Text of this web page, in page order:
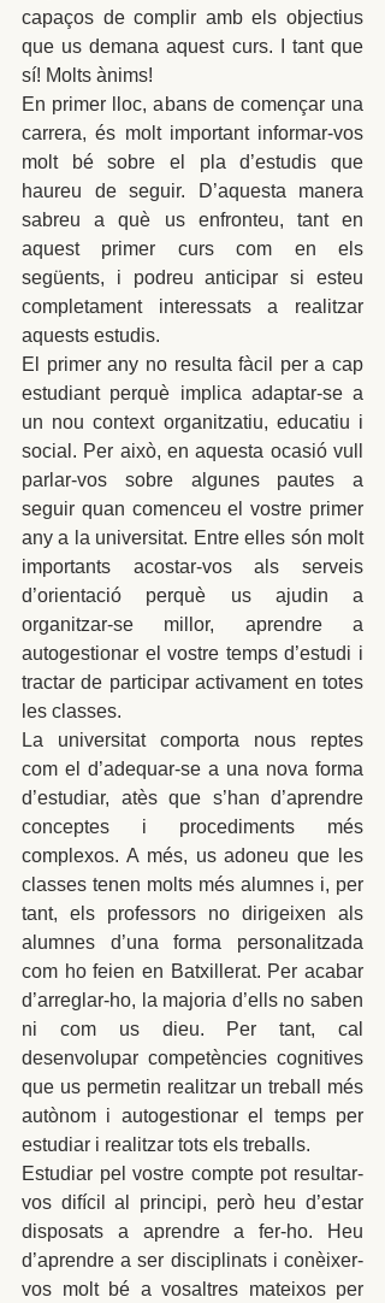
capaços de complir amb els objectius
que us demana aquest curs. I tant que
sí! Molts ànims!
En primer lloc, abans de començar una
carrera, és molt important informar-vos
molt bé sobre el pla d’estudis que
haureu de seguir. D’aquesta manera
sabreu a què us enfronteu, tant en
aquest primer curs com en els
següents, i podreu anticipar si esteu
completament interessats a realitzar
aquests estudis.
El primer any no resulta fàcil per a cap
estudiant perquè implica adaptar-se a
un nou context organitzatiu, educatiu i
social. Per això, en aquesta ocasió vull
parlar-vos sobre algunes pautes a
seguir quan comenceu el vostre primer
any a la universitat. Entre elles són molt
importants acostar-vos als serveis
d’orientació perquè us ajudin a
organitzar-se millor, aprendre a
autogestionar el vostre temps d’estudi i
tractar de participar activament en totes
les classes.
La universitat comporta nous reptes
com el d’adequar-se a una nova forma
d’estudiar, atès que s’han d’aprendre
conceptes i procediments més
complexos. A més, us adoneu que les
classes tenen molts més alumnes i, per
tant, els professors no dirigeixen als
alumnes d’una forma personalitzada
com ho feien en Batxillerat. Per acabar
d’arreglar-ho, la majoria d’ells no saben
ni com us dieu. Per tant, cal
desenvolupar competències cognitives
que us permetin realitzar un treball més
autònom i autogestionar el temps per
estudiar i realitzar tots els treballs.
Estudiar pel vostre compte pot resultar-
vos difícil al principi, però heu d’estar
disposats a aprendre a fer-ho. Heu
d’aprendre a ser disciplinats i conèixer-
vos molt bé a vosaltres mateixos per